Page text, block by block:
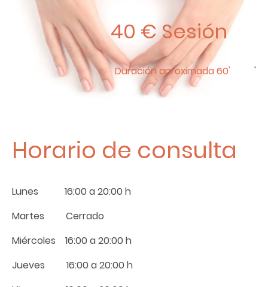
40 € Sesión
Duración aproximada 60' '
Horario de consulta
Lunes 16:00 a 20:00 h
Martes Cerrado
Miércoles 16:00 a 20:00 h
Jueves 16:00 a 20:00 h